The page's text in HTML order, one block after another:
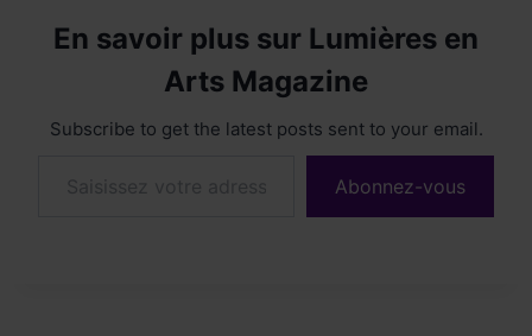
En savoir plus sur Lumières en
Arts Magazine
Subscribe to get the latest posts sent to your email.
Abonnez-vous